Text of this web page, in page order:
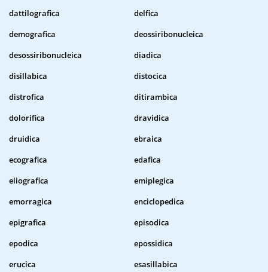
dattilografica
delfica
demografica
deossiribonucleica
desossiribonucleica
diadica
disillabica
distocica
distrofica
ditirambica
dolorifica
dravidica
druidica
ebraica
ecografica
edafica
eliografica
emiplegica
emorragica
enciclopedica
epigrafica
episodica
epodica
epossidica
erucica
esasillabica